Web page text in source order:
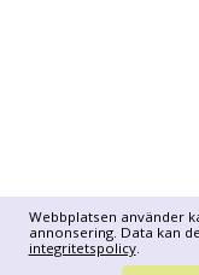
Webbplatsen använder
annonsering. Data kan
integritetspolicy.